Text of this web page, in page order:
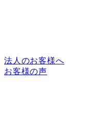
法人のお客様へ
お客様の声